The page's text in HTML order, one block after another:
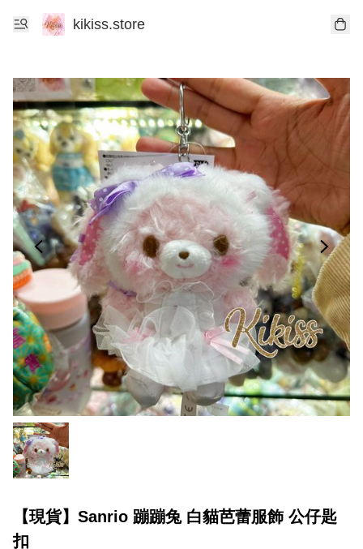
kikiss.store
【現貨】Sanrio 蹦蹦兔 白貓芭蕾服飾 公仔匙
扣